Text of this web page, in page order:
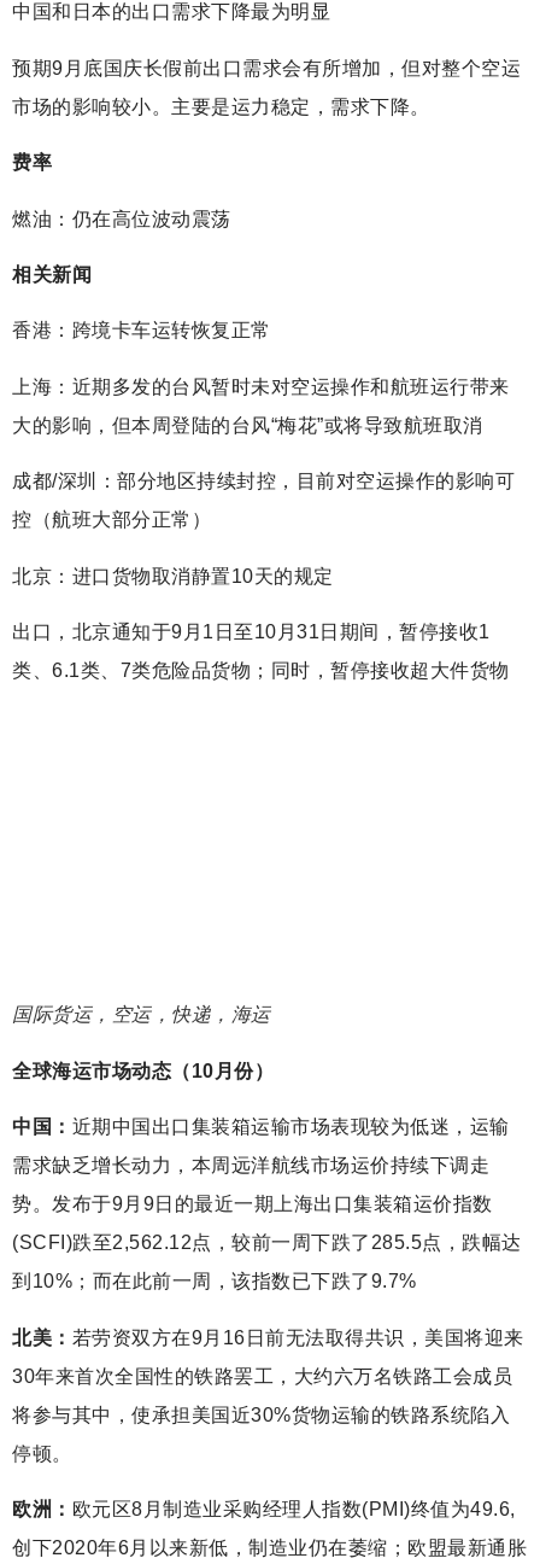
中国和日本的出口需求下降最为明显
预期9月底国庆长假前出口需求会有所增加，但对整个空运
市场的影响较小。主要是运力稳定，需求下降。
费率
燃油：仍在高位波动震荡
相关新闻
香港：跨境卡车运转恢复正常
上海：近期多发的台风暂时未对空运操作和航班运行带来
大的影响，但本周登陆的台风“梅花”或将导致航班取消
成都/深圳：部分地区持续封控，目前对空运操作的影响可
控（航班大部分正常）
北京：进口货物取消静置10天的规定
出口，北京通知于9月1日至10月31日期间，暂停接收1
类、6.1类、7类危险品货物；同时，暂停接收超大件货物
国际货运，空运，快递，海运
全球海运市场动态（10月份）
中国： 近期中国出口集装箱运输市场表现较为低迷，运输
需求缺乏增长动力，本周远洋航线市场运价持续下调走
势。发布于9月9日的最近一期上海出口集装箱运价指数
(SCFI)跌至2,562.12点，较前一周下跌了285.5点，跌幅达
到10%；而在此前一周，该指数已下跌了9.7%
北美： 若劳资双方在9月16日前无法取得共识，美国将迎来
30年来首次全国性的铁路罢工，大约六万名铁路工会成员
将参与其中，使承担美国近30%货物运输的铁路系统陷入
停顿。
欧洲： 欧元区8月制造业采购经理人指数(PMI)终值为49.6,
创下2020年6月以来新低，制造业仍在萎缩；欧盟最新通胀